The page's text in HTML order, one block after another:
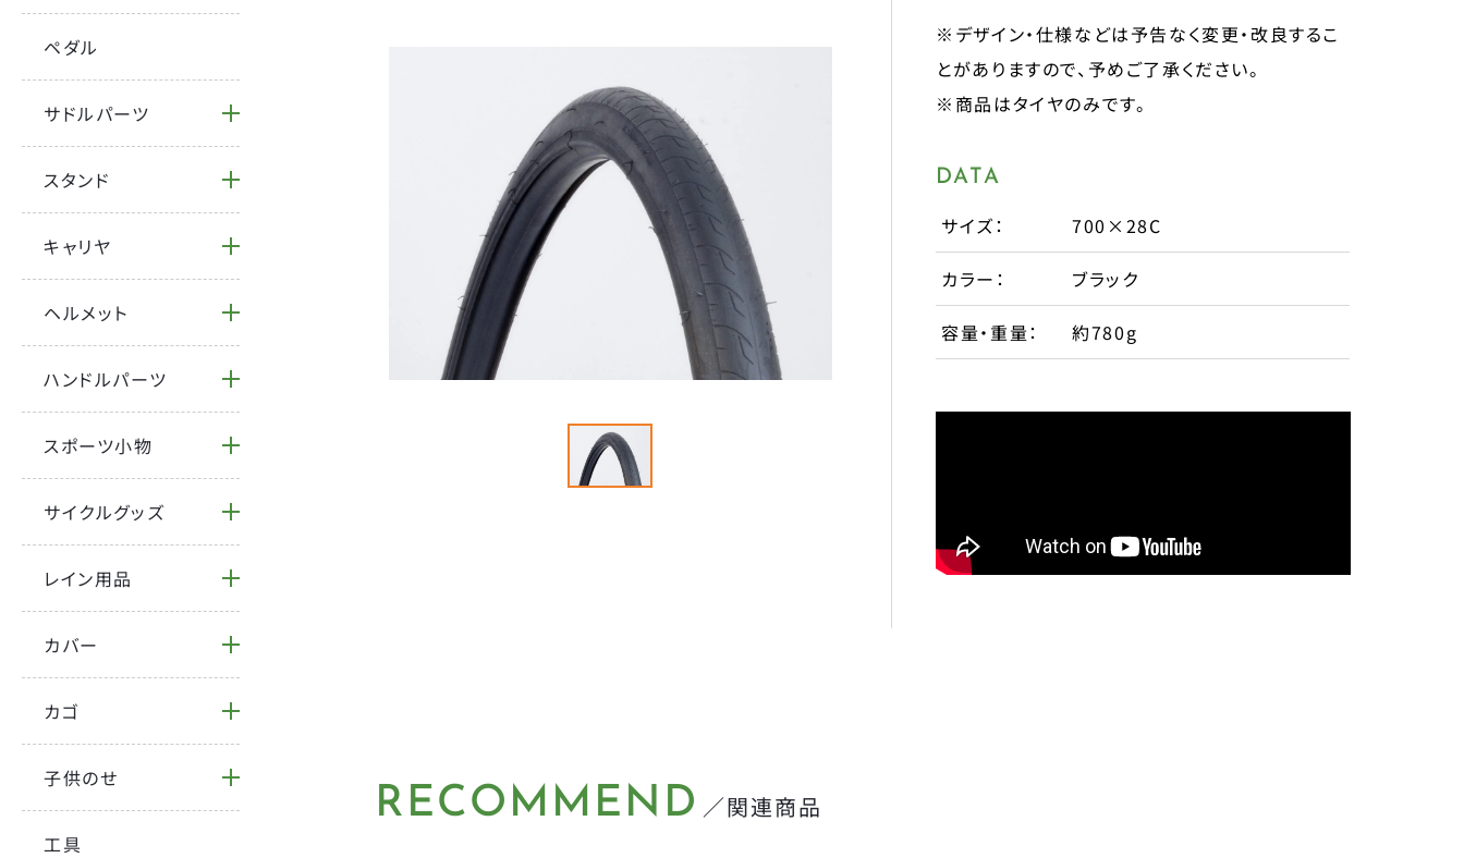
ペダル
サドルパーツ
スタンド
キャリヤ
ヘルメット
ハンドルパーツ
スポーツ小物
サイクルグッズ
レイン用品
カバー
カゴ
子供のせ
工具
※デザイン・仕様などは予告なく変更・改良するこ
とがありますので、予めご了承ください。
※商品はタイヤのみです。
DATA
サイズ： 700×28C
カラー： ブラック
容量・重量： 約780g
RECOMMEND ／関連商品